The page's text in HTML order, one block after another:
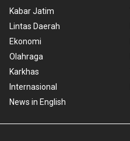
Kabar Jatim
Lintas Daerah
Ekonomi
Olahraga
Karkhas
Internasional
News in English